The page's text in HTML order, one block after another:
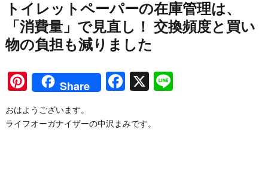
トイレットペーパーの在庫管理は、
「消費量」で⾒直し！ 交換頻度と買い
物の負担も減りました
Pinterest
Share Facebook
X
おはようございます。
ライフオーガナイザーの中沢まみです。